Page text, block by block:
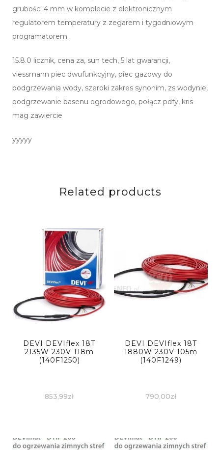
grubości 4 mm w komplecie z elektronicznym
regulatorem temperatury z zegarem i tygodniowym
programatorem.
15.8.0 licznik, cena za, sun tech, 5 lat gwarancji,
viessmann piec dwufunkcyjny, piec gazowy do
podgrzewania wody, szeroki zakres synonim, zs wodynie,
podgrzewanie basenu ogrodowego, połącz pdfy, kris
mag zawiercie
yyyyy
Related products
DEVI DEVIflex 18T
2135W 230V 118m
(140F1250)
853,99zł
DEVI DEVIflex 18T
1880W 230V 105m
(140F1249)
790,00zł